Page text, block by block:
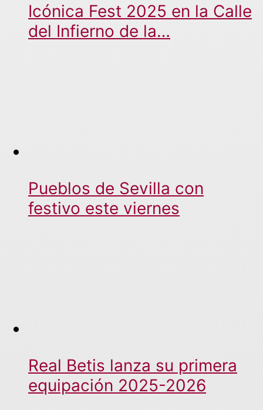
Icónica Fest 2025 en la Calle
del Infierno de la…
Pueblos de Sevilla con
festivo este viernes
Real Betis lanza su primera
equipación 2025-2026